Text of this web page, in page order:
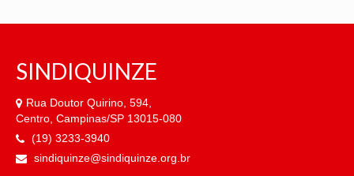
SINDIQUINZE
Rua Doutor Quirino, 594,
Centro, Campinas/SP 13015-080
(19) 3233-3940
sindiquinze@sindiquinze.org.br